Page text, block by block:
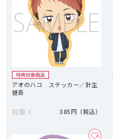
アオのハコ ステッカー／針生
健吾
在庫 × 385円